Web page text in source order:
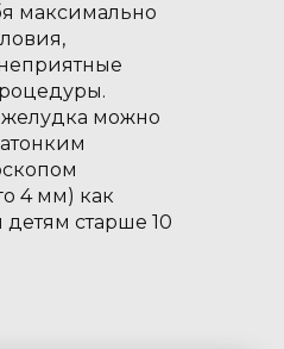
максимально
можно
4 мм) как
детям старше 10